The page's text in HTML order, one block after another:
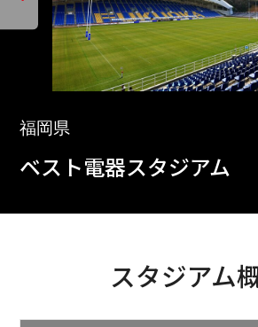
福岡県
ベスト電器スタジアム
スタジアム